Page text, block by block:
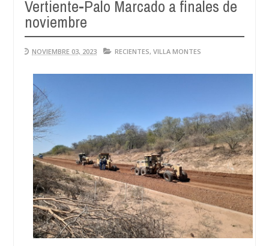
Vertiente-Palo Marcado a finales de
noviembre
NOVIEMBRE 03, 2023 RECIENTES, VILLA MONTES